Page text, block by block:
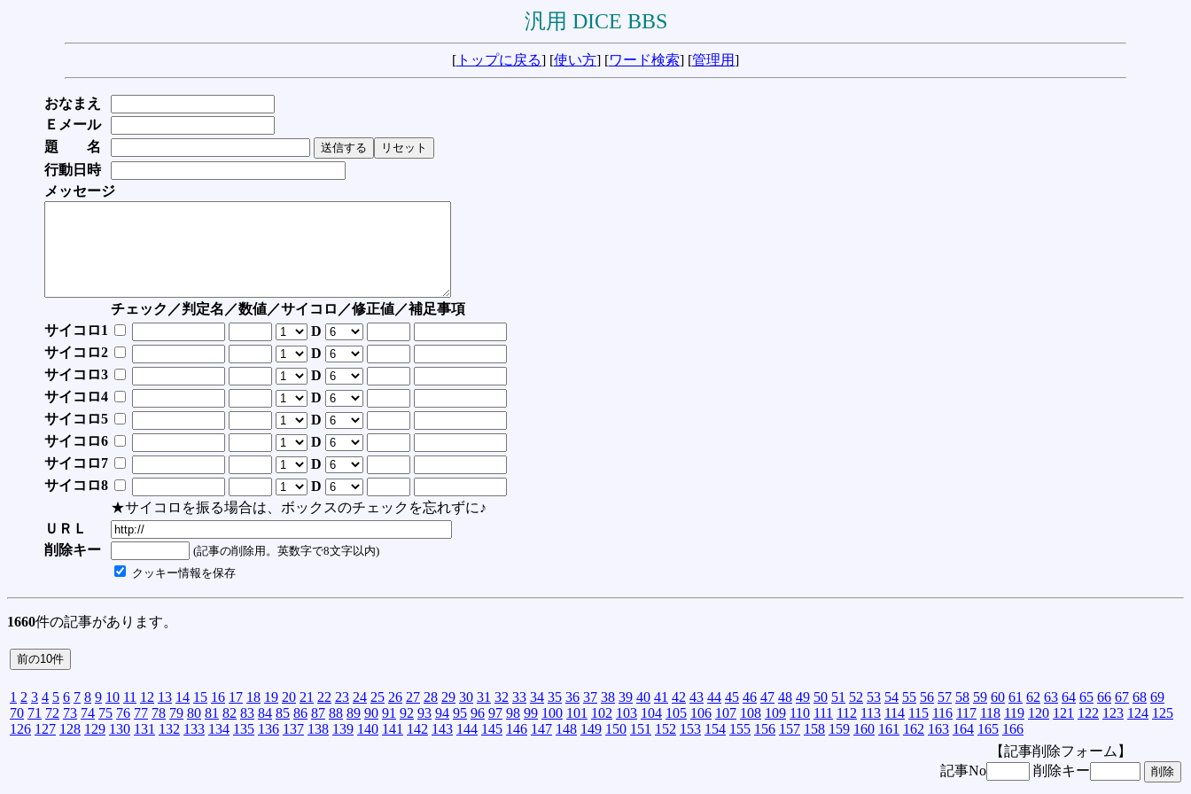
汎用 DICE BBS
[ トップに戻る] [使い方] [ワード検索] [管理用]
おなまえ
Ｅメール
題 名
行動日時
メッセージ
チェック／判定名／数値／サイコロ／修正値／補足事項
サイコロ1
D
サイコロ2
D
サイコロ3
D
サイコロ4
D
サイコロ5
D
サイコロ6
D
サイコロ7
D
サイコロ8
D
★サイコロを振る場合は、ボックスのチェックを忘れずに♪
ＵＲＬ
削除キー
(記事の削除用。英数字で8文字以内)
クッキー情報を保存
1660件の記事があります。
1 2 3 4 5 6 7 8 9 10 11 12 13 14 15 16 17 18 19 20 21 22 23 24 25 26 27 28 29 30 31 32 33 34 35 36 37 38 39 40 41 42 43 44 45 46 47 48 49 50 51 52 53 54 55 56 57 58 59 60 61 62 63 64 65 66 67 68 69
70 71 72 73 74 75 76 77 78 79 80 81 82 83 84 85 86 87 88 89 90 91 92 93 94 95 96 97 98 99 100 101 102 103 104 105 106 107 108 109 110 111 112 113 114 115 116 117 118 119 120 121 122 123 124 125
126 127 128 129 130 131 132 133 134 135 136 137 138 139 140 141 142 143 144 145 146 147 148 149 150 151 152 153 154 155 156 157 158 159 160 161 162 163 164 165 166
【記事削除フォーム】
記事No
削除キー